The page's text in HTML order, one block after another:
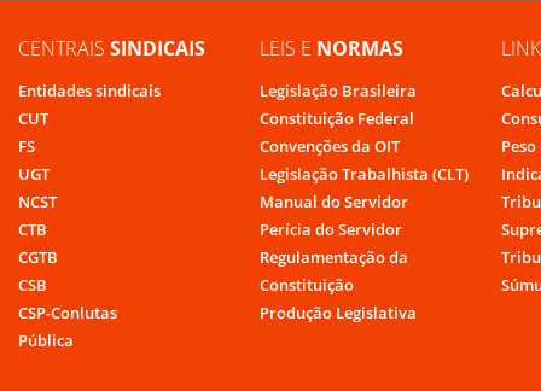
CENTRAIS SINDICAIS
Entidades sindicais
CUT
FS
UGT
NCST
CTB
CGTB
CSB
CSP-Conlutas
Pública
LEIS E NORMAS
Legislação Brasileira
Constituição Federal
Convenções da OIT
Legislação Trabalhista (CLT)
Manual do Servidor
Perícia do Servidor
Regulamentação da
Constituição
Produção Legislativa